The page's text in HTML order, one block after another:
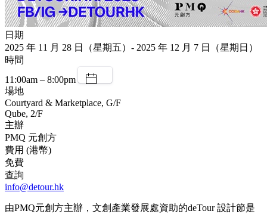
日期
2025 年 11 月 28 日（星期五）- 2025 年 12 月 7 日（星期日）
時間
11:00am – 8:00pm
場地
Courtyard & Marketplace, G/F
Qube, 2/F
主辦
PMQ 元創方
費用 (港幣)
免費
查詢
info@detour.hk
由PMQ元創方主辦，文創產業發展處資助的deTour 設計節是